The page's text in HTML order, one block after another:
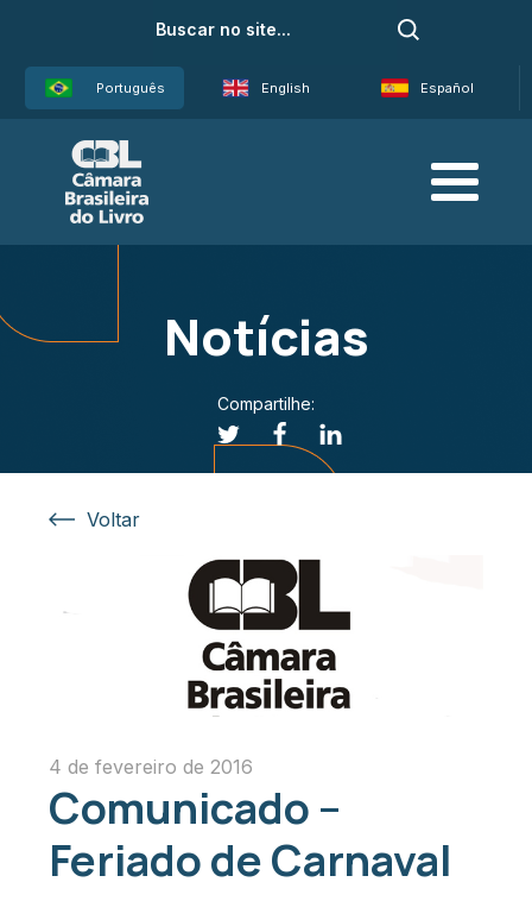
Português English Español
Notícias
Compartilhe:
Voltar
4 de fevereiro de 2016
Comunicado –
Feriado de Carnaval